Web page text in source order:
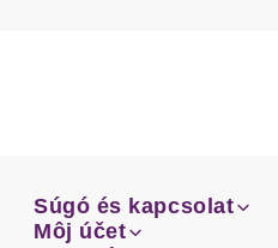
Súgó és kapcsolat
Email
Súgó és kapcsolat
Môj účet